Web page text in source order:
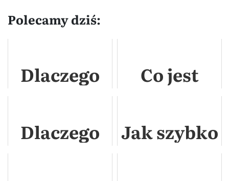
Polecamy dziś:
Dlaczego
sprzedać
mieszkania
Co jest
do
sprzedaży
Dlaczego
mieszkania
Jak szybko